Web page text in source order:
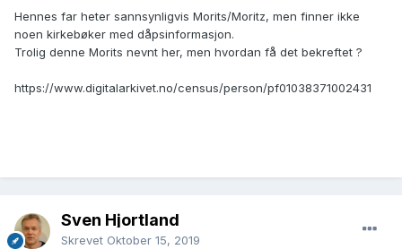
Hennes far heter sannsynligvis Morits/Moritz, men finner ikke
noen kirkebøker med dåpsinformasjon.
Trolig denne Morits nevnt her, men hvordan få det bekreftet ?
https://www.digitalarkivet.no/census/person/pf01038371002431
Sven Hjortland
Skrevet Oktober 15, 2019